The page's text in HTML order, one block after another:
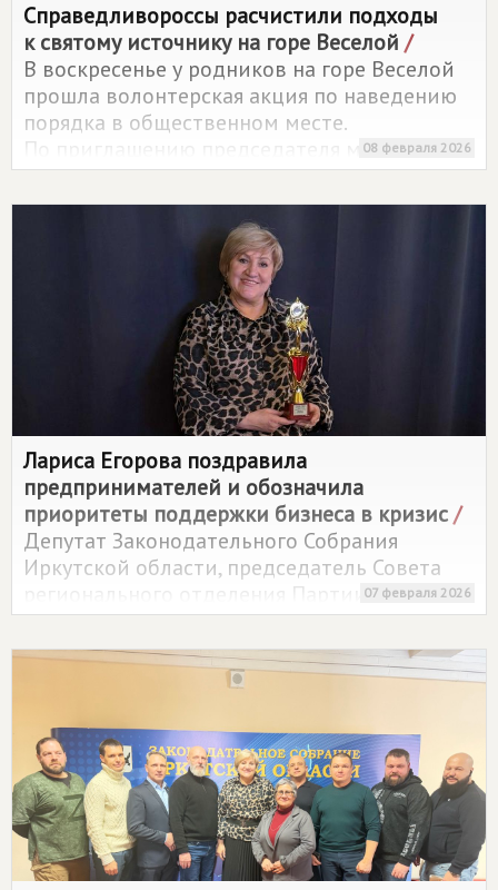
Справедливороссы расчистили подходы
к святому источнику на горе Веселой /
В воскресенье у родников на горе Веселой
прошла волонтерская акция по наведению
порядка в общественном месте.
По приглашению председателя местного
отделения ПартииСПРАВЕДЛИВАЯ РОССИЯ
в Иркутском районе Татьяны Мешанговой
на место прибыла молодежная команда
справедливороссов.
08 февраля 2026
Лариса Егорова поздравила
предпринимателей и обозначила
приоритеты поддержки бизнеса в кризис/
Депутат Законодательного Собрания
Иркутской области, председатель Совета
регионального отделения Партии
СПРАВЕДЛИВАЯ РОССИЯЛариса Егорова
выступила с заявлением в связи с выпуском
первого номера журнала "Человек года".
07 февраля 2026